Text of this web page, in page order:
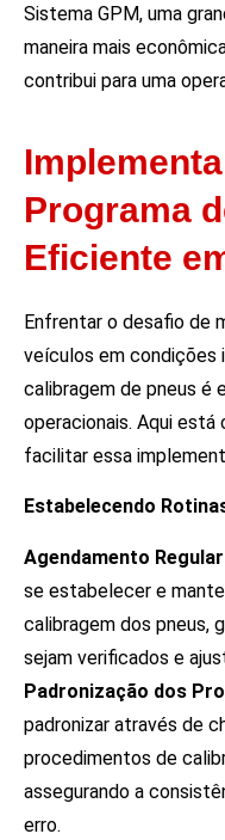
Sistema GPM, uma
maneira mais
contribui para uma
Programa
Eficiente
Enfrentar o desafio de
veículos em condições
calibragem de pneus é
operacionais. Aqui
facilitar essa
Estabelecendo
Agendamento
se estabelecer e
calibragem dos pneus,
sejam verificados e
Padronização dos
padronizar através de
procedimentos de
assegurando a
erro.